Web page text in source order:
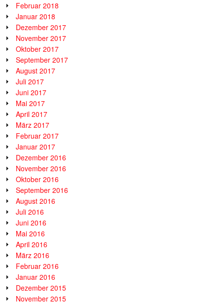
Februar 2018
Januar 2018
Dezember 2017
November 2017
Oktober 2017
September 2017
August 2017
Juli 2017
Juni 2017
Mai 2017
April 2017
März 2017
Februar 2017
Januar 2017
Dezember 2016
November 2016
Oktober 2016
September 2016
August 2016
Juli 2016
Juni 2016
Mai 2016
April 2016
März 2016
Februar 2016
Januar 2016
Dezember 2015
November 2015